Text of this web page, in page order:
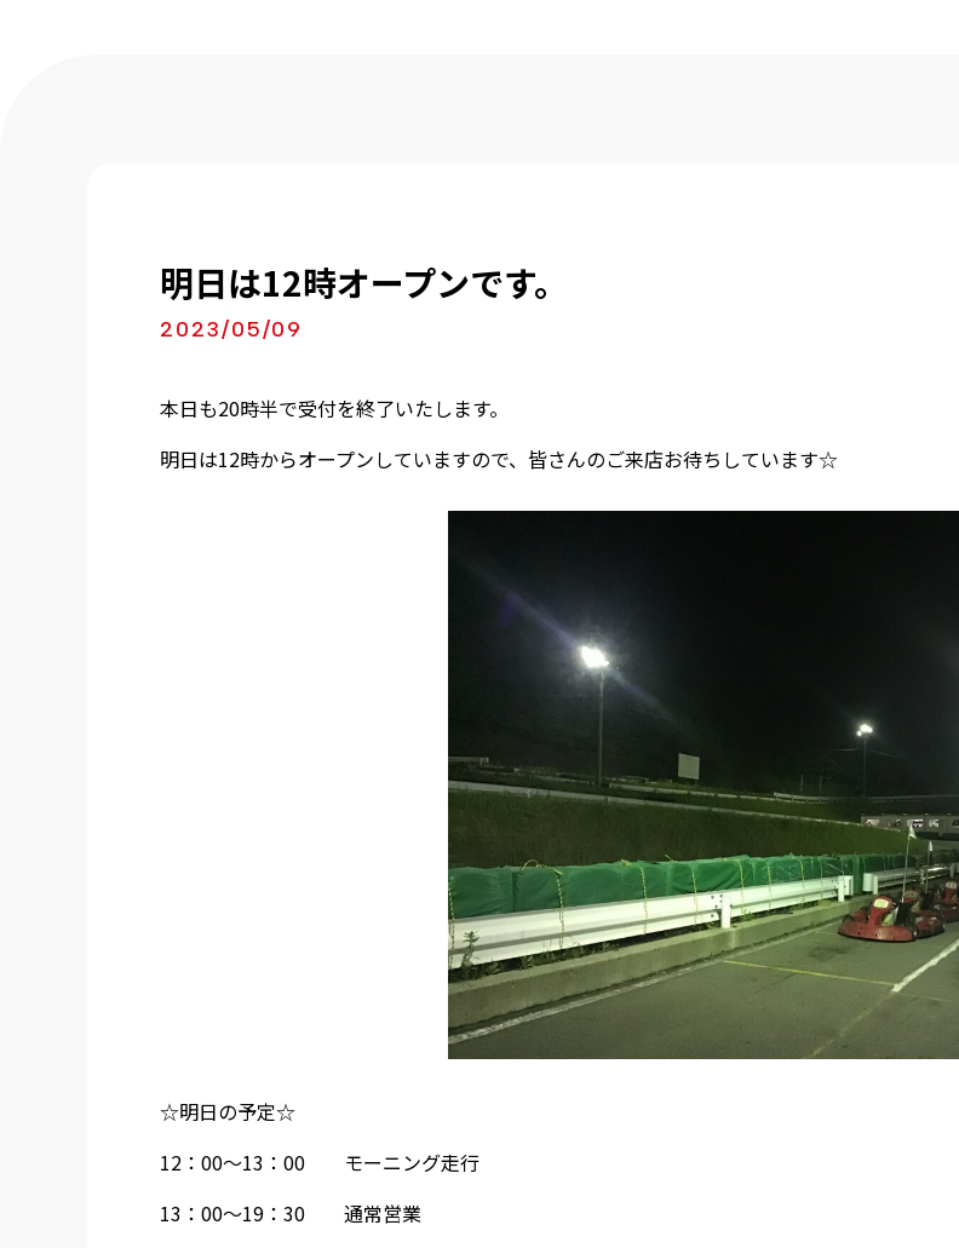
明日は12時オープンです。
2023/05/09
本日も20時半で受付を終了いたします。
明日は12時からオープンしていますので、皆さんのご来店お待ちしています☆
☆明日の予定☆
12：00～13：00 モーニング走行
13：00～19：30 通常営業